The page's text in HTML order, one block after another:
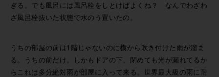
ぎる。でも風呂には風呂栓をしとけばよくね？ なんでわざわ
ざ風呂栓抜いた状態で水のう置いたの。
うちの部屋の前は1階じゃないのに横から吹き付けた雨が溜ま
る。うちの前だけ。しかもドアの下、閉めても光が漏れてるか
らこれは多分絶対雨が部屋に入って来る。世界最大級の雨に耐